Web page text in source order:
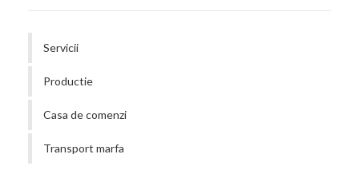
Servicii
Productie
Casa de comenzi
Transport marfa